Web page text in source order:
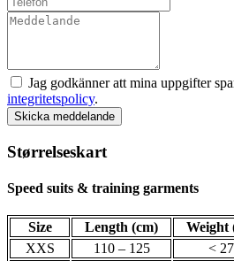
Jag godkänner att mina uppgifter
integritetspolicy.
Skicka meddelande
Størrelseskart
Speed suits & training garments
Size Length (cm) Weight
XXS
110 – 125
< 27